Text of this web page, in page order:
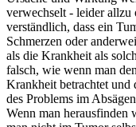
verwechselt - leider
verständlich, dass ein
Schmerzen oder
als die Krankheit als
falsch, wie wenn man
Krankheit betrachtet und
des Problems im
Wenn man herausfinden